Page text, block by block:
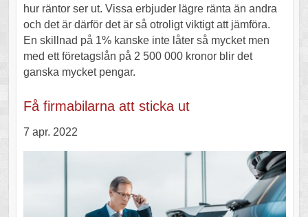
hur räntor ser ut. Vissa erbjuder lägre ränta än andra
och det är därför det är så otroligt viktigt att jämföra.
En skillnad på 1% kanske inte låter så mycket men
med ett företagslån på 2 500 000 kronor blir det
ganska mycket pengar.
Få firmabilarna att sticka ut
7 apr. 2022